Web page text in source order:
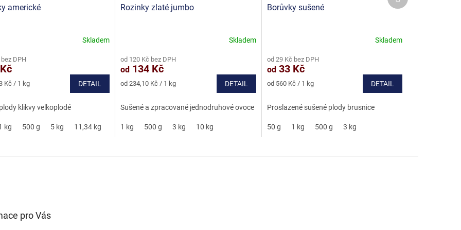
americké
Skladem
DPH
Kč / 1 kg DETAIL
klikvy velkoplodé
kg 500 g 5 kg 11,34 kg
Rozinky zlaté jumbo
produktu
je
5,0
hvězdiček.
Skladem
od 120 Kč bez DPH
od 134 Kč
Měrná
od 234,10 Kč / 1 kg DETAIL
Sušené a zpracované jednodruhové ovoce
1 kg 500 g 3 kg 10 kg
Borůvky sušené
produktu
je
5,0
hvězdiček.
Skladem
od 29 Kč bez DPH
od33 Kč
Měrná
od 560 Kč / 1 kg DETAIL
Proslazené sušené plody brusnice
50 g 1 kg 500 g 3 kg
produkt
pro Vás